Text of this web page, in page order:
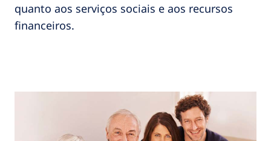
quanto aos serviços sociais e aos recursos
financeiros.